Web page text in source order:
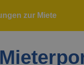
zur Miete